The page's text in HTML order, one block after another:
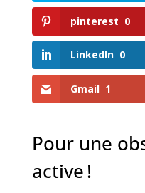
pinterest 0
LinkedIn 0
Gmail 1
Pour une
active !